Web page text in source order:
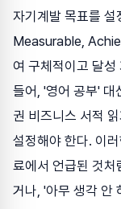
자기계발 목표를
Measurable,
여 구체적이고 달
들어, '영어 공부' 대
권 비즈니스 서적
설정해야 한다. 이
료에서 언급된 것
거나, '아무 생각 안